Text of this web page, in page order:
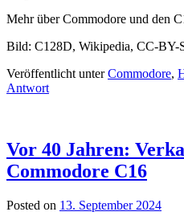
Mehr über Commodore und den
Bild: C128D, Wikipedia, CC-BY-
Veröffentlicht unterCommodore,
Antwort
Vor 40 Jahren:
Commodore C16
Posted on 13. September 2024